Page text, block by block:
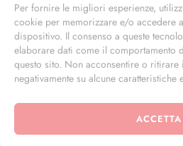
Per fornire le migliori esperienze,
cookie per memorizzare e/o accedere
dispositivo. Il consenso a queste
elaborare dati come il comportamento
questo sito. Non acconsentire o
negativamente su alcune caratteristiche
ACCETTA
info@masterphil.it